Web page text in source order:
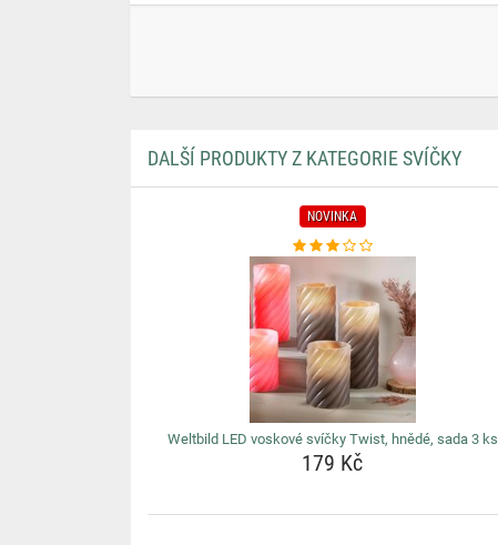
DALŠÍ PRODUKTY Z KATEGORIE SVÍČKY
NOVINKA
Weltbild LED voskové svíčky Twist, hnědé, sada 3 ks
179 Kč